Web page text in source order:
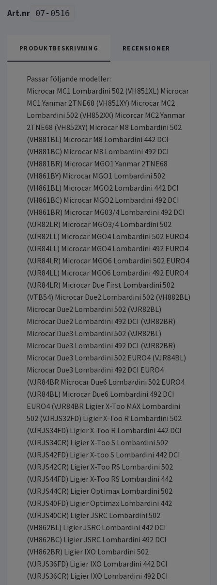
07-0516
PRODUKTBESKRIVNING RECENSIONER
Passar följande modeller:
Microcar MC1 Lombardini 502 (VH851XL) Microcar
MC1 Yanmar 2TNE68 (VH851XY) Microcar MC2
Lombardini 502 (VH852XX) Micorcar MC2 Yanmar
2TNE68 (VH852XY) Microcar M8 Lombardini 502
(VH881BL) Microcar M8 Lombardini 442 DCI
(VH881BC) Microcar M8 Lombardini 492 DCI
(VH881BR) Microcar MGO1 Yanmar 2TNE68
(VH861BY) Microcar MGO1 Lombardini 502
(VH861BL) Microcar MGO2 Lombardini 442 DCI
(VH861BC) Microcar MGO2 Lombardini 492 DCI
(VH861BR) Microcar MG03/4 Lombardini 492 DCI
(VJR82LR) Microcar MGO3/4 Lombardini 502
(VJR82LL) Microcar MGO4 Lombardini 502 EURO4
(VJR84LL) Microcar MGO4 Lombardini 492 EURO4
(VJR84LR) Microcar MGO6 Lombardini 502 EURO4
(VJR84LL) Microcar MGO6 Lombardini 492 EURO4
(VJR84LR) Microcar Due First Lombardini 502
(VTB54) Microcar Due2 Lombardini 502 (VH882BL)
Microcar Due2 Lombardini 502 (VJR82BL)
Microcar Due2 Lombardini 492 DCI (VJR82BR)
Microcar Due3 Lombardini 502 (VJR82BL)
Microcar Due3 Lombardini 492 DCI (VJR82BR)
Microcar Due3 Lombardini 502 EURO4 (VJR84BL)
Microcar Due3 Lombardini 492 DCI EURO4
(VJR84BR Microcar Due6 Lombardini 502 EURO4
(VJR84BL) Microcar Due6 Lombardini 492 DCI
EURO4 (VJR84BR Ligier X-Too MAX Lombardini
502 (VJRJS32FD) Ligier X-Too R Lombardini 502
(VJRJS34FD) Ligier X-Too R Lombardini 442 DCI
(VJRJS34CR) Ligier X-Too S Lombardini 502
(VJRJS42FD) Ligier X-too S Lombardini 442 DCI
(VJRJS42CR) Ligier X-Too RS Lombardini 502
(VJRJS44FD) Ligier X-Too RS Lombardini 442
(VJRJS44CR) Ligier Optimax Lombardini 502
(VJRJS40FD) Ligier Optimax Lombardini 442
(VJRJS40CR) Ligier JSRC Lombardini 502
(VH862BL) Ligier JSRC Lombardini 442 DCI
(VH862BC) Ligier JSRC Lombardini 492 DCI
(VH862BR) Ligier IXO Lombardini 502
(VJRJS36FD) Ligier IXO Lombardini 442 DCI
(VJRJS36CR) Ligier IXO Lombardini 492 DCI